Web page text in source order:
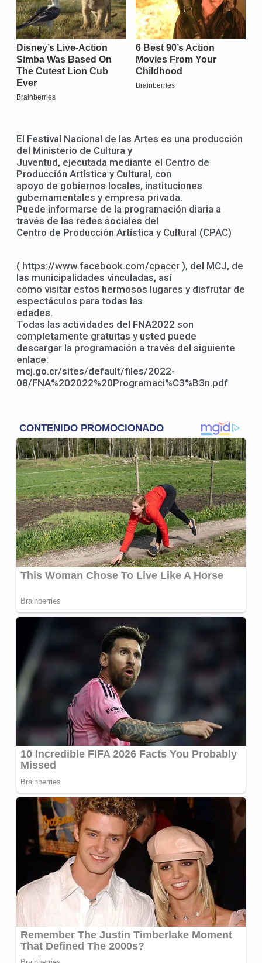
El Festival Nacional de las Artes es una producción
del Ministerio de Cultura y
Juventud, ejecutada mediante el Centro de
Producción Artística y Cultural, con
apoyo de gobiernos locales, instituciones
gubernamentales y empresa privada.
Puede informarse de la programación diaria a
través de las redes sociales del
Centro de Producción Artística y Cultural (CPAC)
( https://www.facebook.com/cpaccr ), del MCJ, de
las municipalidades vinculadas, así
como visitar estos hermosos lugares y disfrutar de
espectáculos para todas las
edades.
Todas las actividades del FNA2022 son
completamente gratuitas y usted puede
descargar la programación a través del siguiente
enlace:
mcj.go.cr/sites/default/files/2022-
08/FNA%202022%20Programaci%C3%B3n.pdf